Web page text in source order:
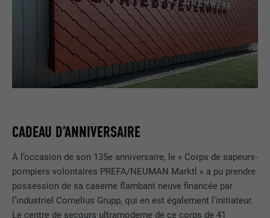
CADEAU D’ANNIVERSAIRE
À l’occasion de son 135e anniversaire, le « Corps de sapeurs-
pompiers volontaires PREFA/NEUMAN Marktl » a pu prendre
possession de sa caserne flambant neuve financée par
l’industriel Cornelius Grupp, qui en est également l’initiateur.
Le centre de secours ultramoderne de ce corps de 41